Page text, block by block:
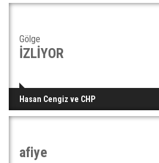
Gölge
İZLİYOR
Hasan Cengiz ve CHP
afiye